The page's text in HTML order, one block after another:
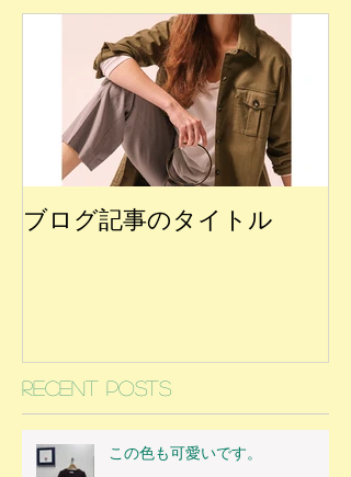
ブログ記事のタイトル
Recent Posts
この色も可愛いです。